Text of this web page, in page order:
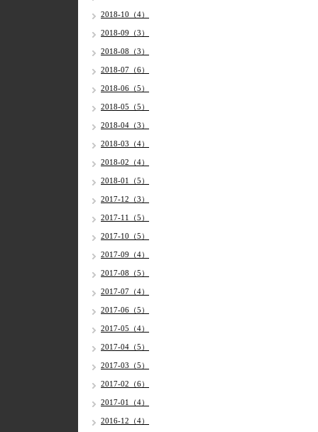
2018-10（4）
2018-09（3）
2018-08（3）
2018-07（6）
2018-06（5）
2018-05（5）
2018-04（3）
2018-03（4）
2018-02（4）
2018-01（5）
2017-12（3）
2017-11（5）
2017-10（5）
2017-09（4）
2017-08（5）
2017-07（4）
2017-06（5）
2017-05（4）
2017-04（5）
2017-03（5）
2017-02（6）
2017-01（4）
2016-12（4）